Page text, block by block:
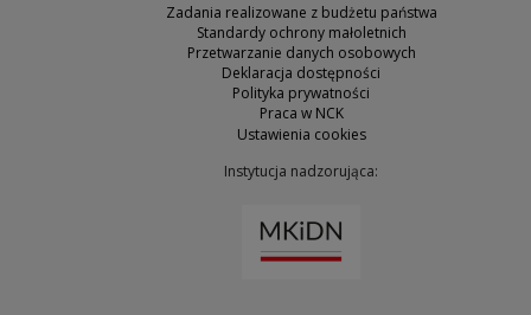
Zadania realizowane z budżetu państwa
Standardy ochrony małoletnich
Przetwarzanie danych osobowych
Deklaracja dostępności
Polityka prywatności
Praca w NCK
Ustawienia cookies
Instytucja nadzorująca: